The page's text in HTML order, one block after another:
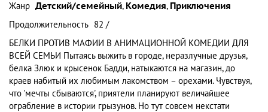
Жанр Детский/семейный, Комедия, Приключения
Продолжительность 82 /
БЕЛКИ ПРОТИВ МАФИИ В АНИМАЦИОННОЙ КОМЕДИИ ДЛЯ
ВСЕЙ СЕМЬИ Пытаясь выжить в городе, неразлучные друзья,
белка Злюк и крысенок Бадди, натыкаются на магазин, до
краев набитый их любимым лакомством – орехами. Чувствуя,
что 'мечты сбываются', приятели планируют величайшее
ограбление в истории грызунов. Но тут совсем некстати